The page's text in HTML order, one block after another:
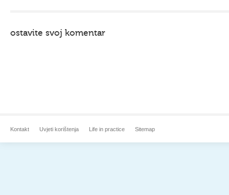
ostavite svoj komentar
Kontakt Uvjeti korištenja Life in practice Sitemap